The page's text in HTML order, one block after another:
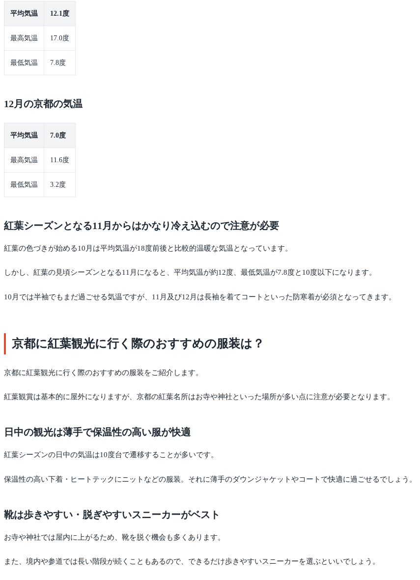
平均気温 12.1度
最高気温 17.0度
最低気温 7.8度
12月の京都の気温
平均気温 7.0度
最高気温 11.6度
最低気温 3.2度
紅葉シーズンとなる11月からはかなり冷え込むので注意が必要
紅葉の色づきが始める10月は平均気温が18度前後と比較的温暖な気温となっています。
しかし、紅葉の見頃シーズンとなる11月になると、平均気温が約12度、最低気温が7.8度と10度以下になります。
10月では半袖でもまだ過ごせる気温ですが、11月及び12月は長袖を着てコートといった防寒着が必須となってきます。
京都に紅葉観光に行く際のおすすめの服装は？
京都に紅葉観光に行く際のおすすめの服装をご紹介します。
紅葉観賞は基本的に屋外になりますが、京都の紅葉名所はお寺や神社といった場所が多い点に注意が必要となります。
日中の観光は薄手で保温性の高い服が快適
紅葉シーズンの日中の気温は10度台で遷移することが多いです。
保温性の高い下着・ヒートテックにニットなどの服装。それに薄手のダウンジャケットやコートで快適に過ごせるでしょう。
靴は歩きやすい・脱ぎやすいスニーカーがベスト
お寺や神社では屋内に上がるため、靴を脱ぐ機会も多くあります。
また、境内や参道では長い階段が続くこともあるので、できるだけ歩きやすいスニーカーを選ぶといいでしょう。